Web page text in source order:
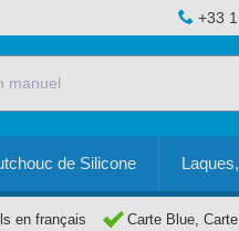
+33
de Silicone
en français Carte Blue,